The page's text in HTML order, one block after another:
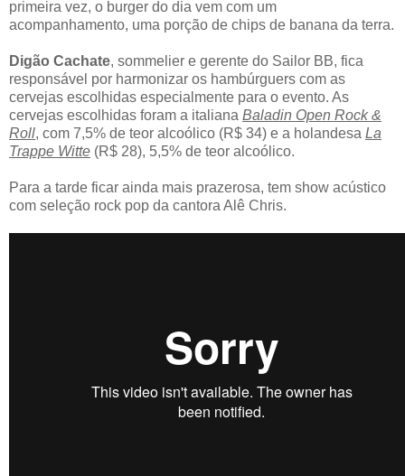
primeira vez, o burger do dia vem com um
acompanhamento, uma porção de chips de banana da terra.
Digão Cachate, sommelier e gerente do Sailor BB, fica
responsável por harmonizar os hambúrguers com as
cervejas escolhidas especialmente para o evento. As
cervejas escolhidas foram a italiana Baladin Open Rock &
Roll, com 7,5% de teor alcoólico (R$ 34) e a holandesa La
Trappe Witte (R$ 28), 5,5% de teor alcoólico.
Para a tarde ficar ainda mais prazerosa, tem show acústico
com seleção rock pop da cantora Alê Chris.